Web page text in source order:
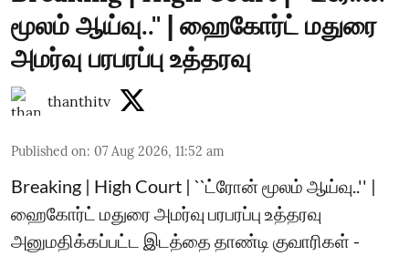
மூலம் ஆய்வு..'' | ஹைகோர்ட் மதுரை
அமர்வு பரபரப்பு உத்தரவு
thanthitv
Published on: 07 Aug 2026, 11:52 am
Breaking | High Court | ``ட்ரோன் மூலம் ஆய்வு..'' |
ஹைகோர்ட் மதுரை அமர்வு பரபரப்பு உத்தரவு
அனுமதிக்கப்பட்ட இடத்தை தாண்டி குவாரிகள் -